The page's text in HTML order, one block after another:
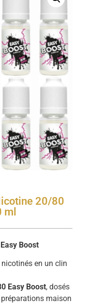
20/80
ml
Boost
en un clin
Easy Boost, dosés
maison